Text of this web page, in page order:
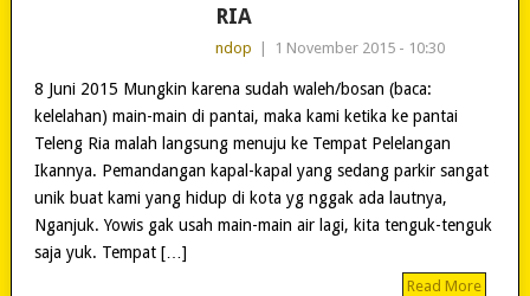
RIA
ndop 1 November 2015 - 10:30
8 Juni 2015 Mungkin karena sudah waleh/bosan (baca:
kelelahan) main-main di pantai, maka kami ketika ke pantai
Teleng Ria malah langsung menuju ke Tempat Pelelangan
Ikannya. Pemandangan kapal-kapal yang sedang parkir sangat
unik buat kami yang hidup di kota yg nggak ada lautnya,
Nganjuk. Yowis gak usah main-main air lagi, kita tenguk-tenguk
saja yuk. Tempat […]
Read More